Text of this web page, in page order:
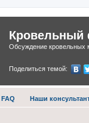
Кровельный
Обсуждение кровельных
Поделиться темой:
FAQ Наши